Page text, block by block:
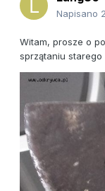
Napisano
Witam, prosze o
sprzątaniu starego